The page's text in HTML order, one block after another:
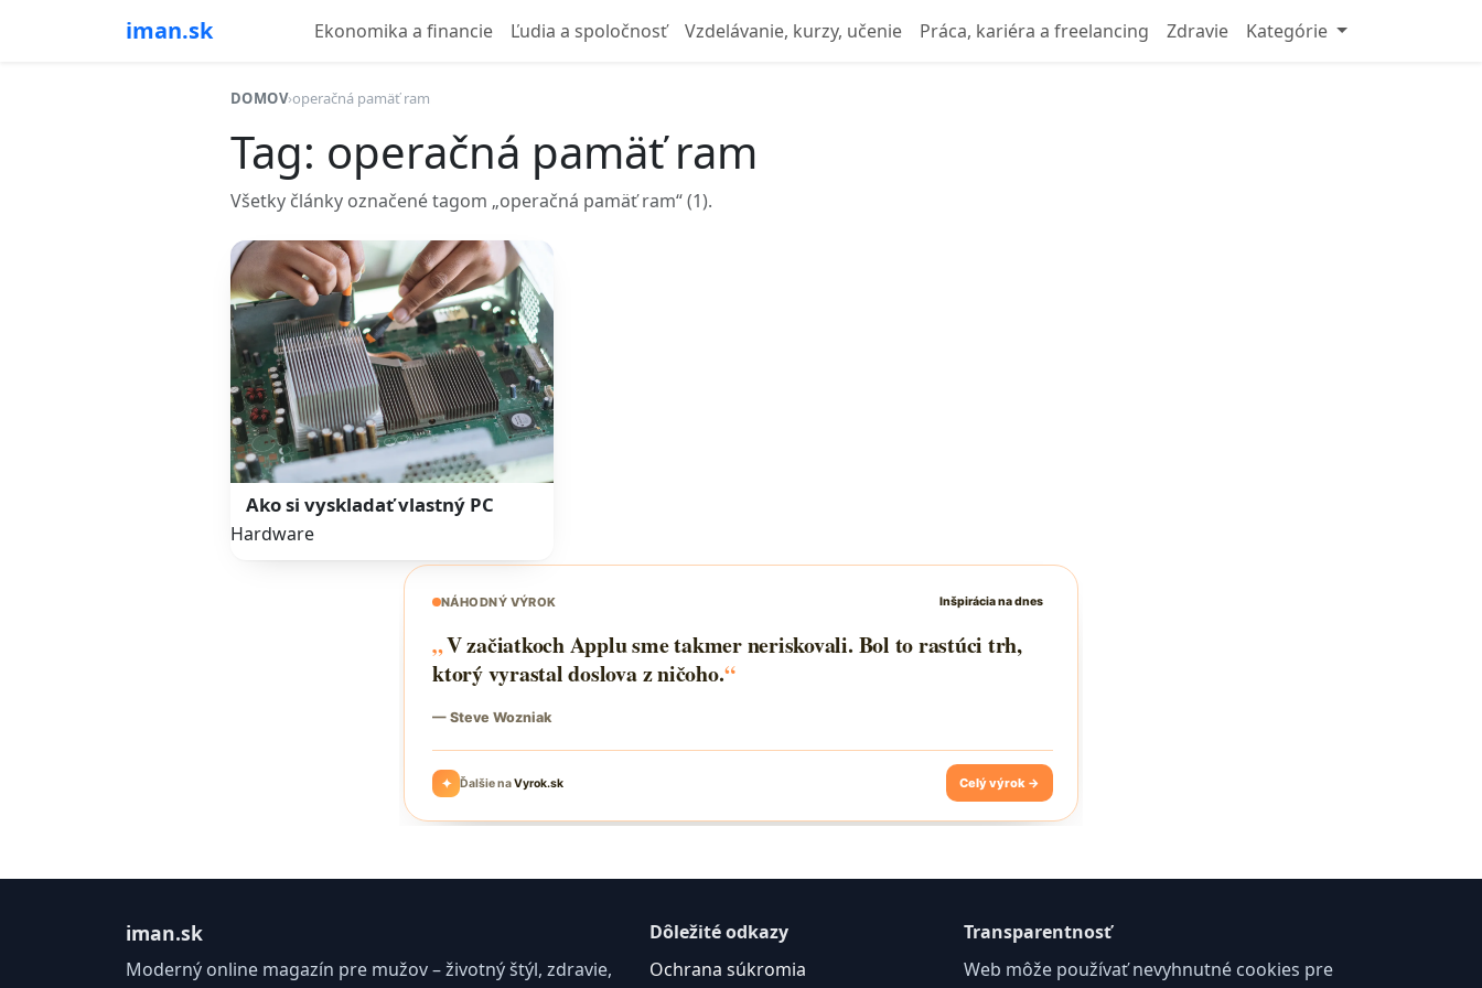
iman.sk Ekonomika a financie Ľudia a spoločnosť Vzdelávanie, kurzy, učenie Práca, kariéra a freelancing Zdravie Kategórie
DOMOV›operačná pamäť ram
Tag: operačná pamäť ram
Všetky články označené tagom „operačná pamäť ram“ (1).
Ako si vyskladať vlastný PC
Hardware
iman.sk
Moderný online magazín pre mužov – životný štýl, zdravie,
Dôležité odkazy
Ochrana súkromia
Transparentnosť
Web môže používať nevyhnutné cookies pre